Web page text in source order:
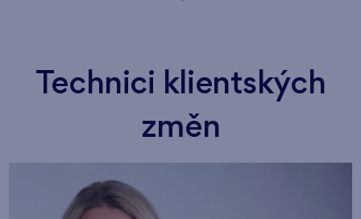
Technici klientských
změn